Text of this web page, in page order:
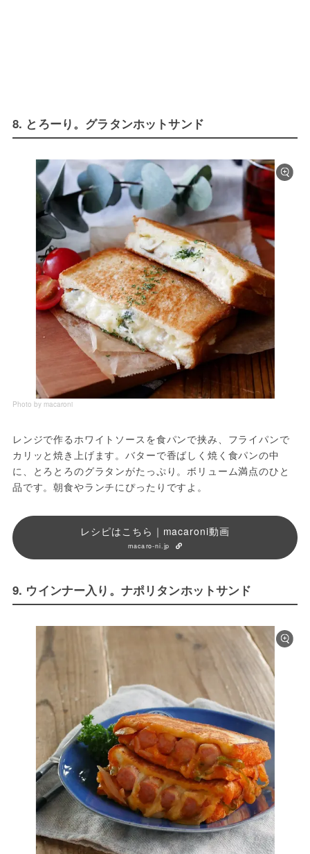
8. とろーり。グラタンホットサンド
Photo by macaroni
レンジで作るホワイトソースを食パンで挟み、フライパンで
カリッと焼き上げます。バターで香ばしく焼く食パンの中
に、とろとろのグラタンがたっぷり。ボリューム満点のひと
品です。朝食やランチにぴったりですよ。
レシピはこちら｜macaroni動画
macaro-ni.jp
9. ウインナー入り。ナポリタンホットサンド